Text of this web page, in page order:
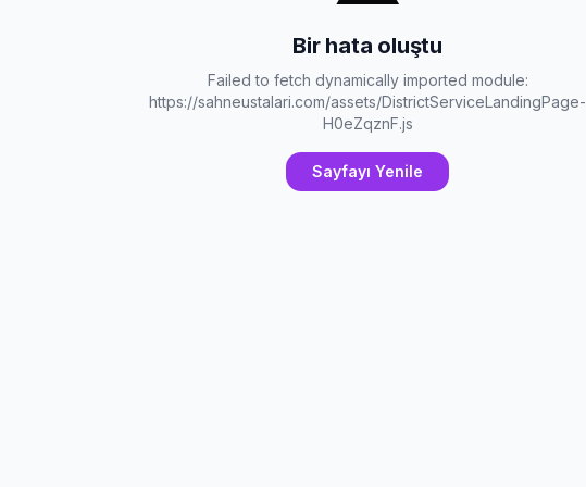
Bir hata oluştu
Failed to fetch dynamically imported module:
https://sahneustalari.com/assets/DistrictServiceLandingPage-
H0eZqznF.js
Sayfayı Yenile